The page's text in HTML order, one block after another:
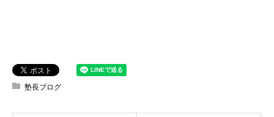
塾長ブログ